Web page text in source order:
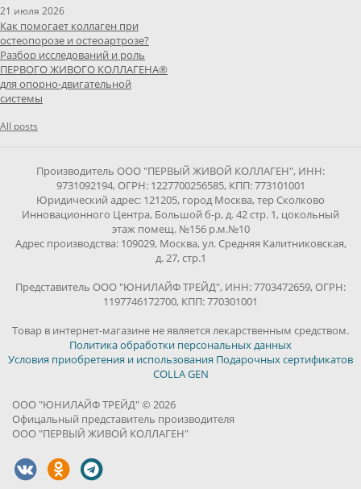
21 июля 2026
Как помогает коллаген при
остеопорозе и остеоартрозе?
Разбор исследований и роль
ПЕРВОГО ЖИВОГО КОЛЛАГЕНА®
для опорно-двигательной
системы
All posts
Производитель ООО "ПЕРВЫЙ ЖИВОЙ КОЛЛАГЕН", ИНН:
9731092194, ОГРН: 1227700256585, КПП: 773101001
Юридический адрес: 121205, город Москва, тер Сколково
Инновационного Центра, Большой б-р, д. 42 стр. 1, цокольный
этаж помещ. №156 р.м.№10
Адрес производства: 109029, Москва, ул. Средняя Калитниковская,
д. 27, стр.1
Представитель ООО "ЮНИЛАЙФ ТРЕЙД", ИНН: 7703472659, ОГРН:
1197746172700, КПП: 770301001
Товар в интернет-магазине не является лекарственным средством.
Политика обработки персональных данных
Условия приобретения и использования Подарочных сертификатов
COLLA GEN
ООО "ЮНИЛАЙФ ТРЕЙД" © 2026
Офицальный представитель производителя
ООО "ПЕРВЫЙ ЖИВОЙ КОЛЛАГЕН"